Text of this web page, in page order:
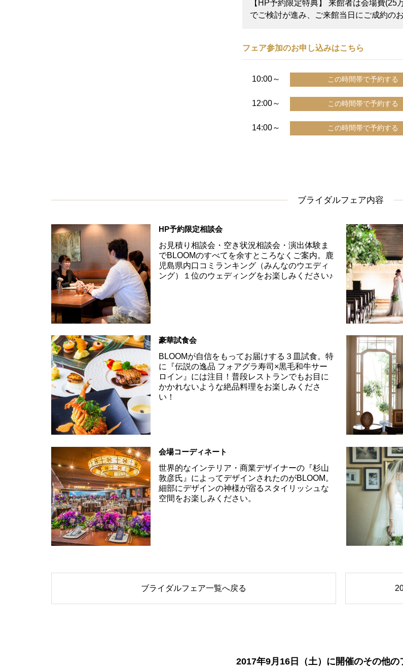
【HP予約限定特典】 来館者は会場費
でご検討が進み、ご来館当日にご成約の
フェア参加のお申し込みはこちら
10:00～
12:00～
14:00～
ブライダルフェア内容
HP予約限定相談会
お見積り相談会・空き状況相談会・演出体験ま
でBLOOMのすべてを余すところなくご案内。鹿
児島県内口コミランキング（みんなのウエディ
ング）１位のウェディングをお楽しみください♪
豪華試食会
BLOOMが自信をもってお届けする３皿試食。特
に『伝説の逸品 フォアグラ寿司×黒毛和牛サー
ロイン』には注目！普段レストランでもお目に
かかれないような絶品料理をお楽しみくださ
い！
会場コーディネート
世界的なインテリア・商業デザイナーの『杉山
敦彦氏』によってデザインされたのがBLOOM。
細部にデザインの神様が宿るスタイリッシュな
空間をお楽しみください。
ブライダルフェア一覧へ戻る
2017年9月16日（土）に開催のその他の